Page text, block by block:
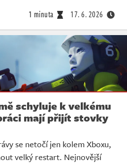
1 minuta 17. 6. 2026
schyluje k velkému
mají přijít stovky
se netočí jen kolem Xboxu,
velký restart. Nejnovější